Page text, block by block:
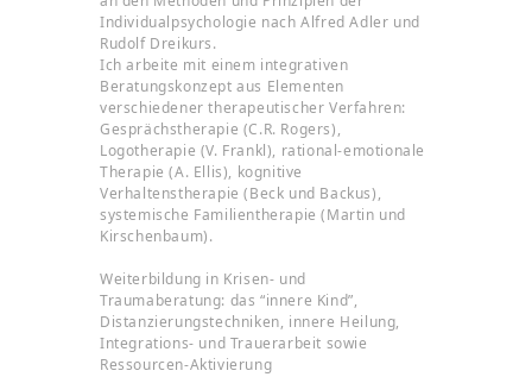
Individualpsychologie nach Alfred Adler und
Rudolf Dreikurs.
Ich arbeite mit einem integrativen
Beratungskonzept aus Elementen
verschiedener therapeutischer Verfahren:
Gesprächstherapie (C.R. Rogers),
Logotherapie (V. Frankl), rational-emotionale
Therapie (A. Ellis), kognitive
Verhaltenstherapie (Beck und Backus),
systemische Familientherapie (Martin und
Kirschenbaum).
Weiterbildung in Krisen- und
Traumaberatung: das “innere Kind”,
Distanzierungstechniken, innere Heilung,
Integrations- und Trauerarbeit sowie
Ressourcen-Aktivierung